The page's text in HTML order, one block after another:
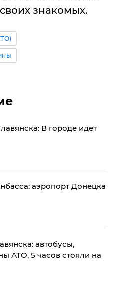
знакомых.
В городе идет
аэропорт Донецка
автобусы,
АТО, 5 часов стояли на